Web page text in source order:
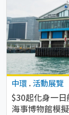
中環 . 活動展覽
$30起化身一
海事博物館模